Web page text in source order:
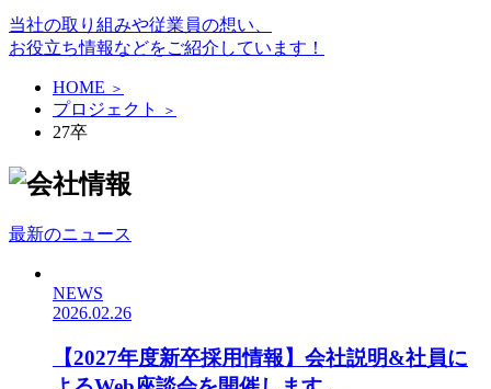
当社の取り組みや従業員の想い、
お役立ち情報などをご紹介しています！
HOME ＞
プロジェクト ＞
27卒
最新のニュース
NEWS
2026.02.26
【2027年度新卒採用情報】会社説明&社員に